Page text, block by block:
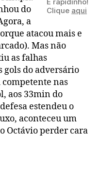
Clique aqui
do
a
atacou mais e
Mas não
as falhas
gols do adversário
competente nas
aos 33min do
estendeu o
aconteceu um
Octávio perder cara